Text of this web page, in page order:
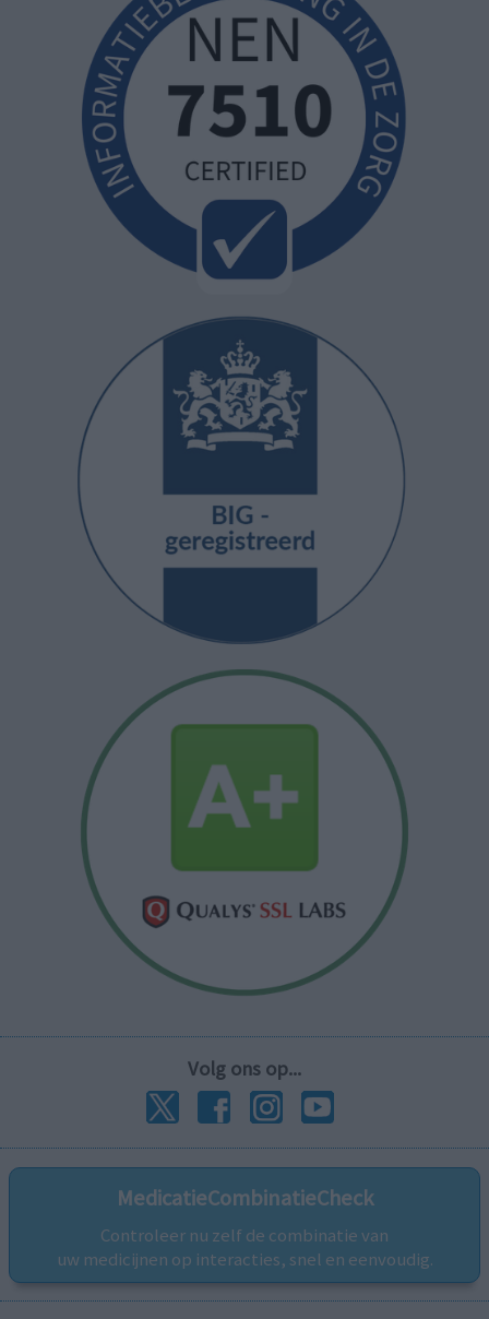
Volg ons op...
MedicatieCombinatieCheck
Controleer nu zelf de combinatie van
uw medicijnen op interacties, snel en eenvoudig.